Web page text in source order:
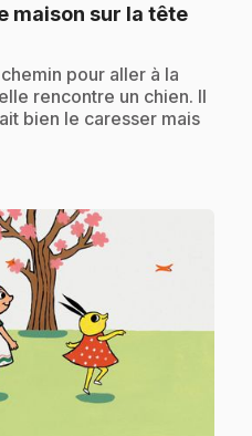
maison sur la tête.
pour aller à la
rencontre un chien. Il
bien le caresser mais